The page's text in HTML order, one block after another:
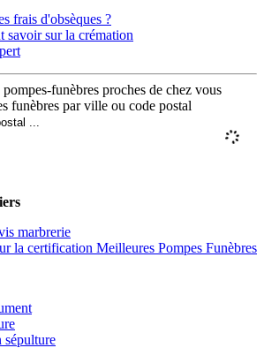
frais d'obsèques ?
savoir sur la crémation
funèbres proches de chez vous
funèbres par ville ou code postal
marbrerie
la certification Meilleures Pompes Funèbres
sépulture